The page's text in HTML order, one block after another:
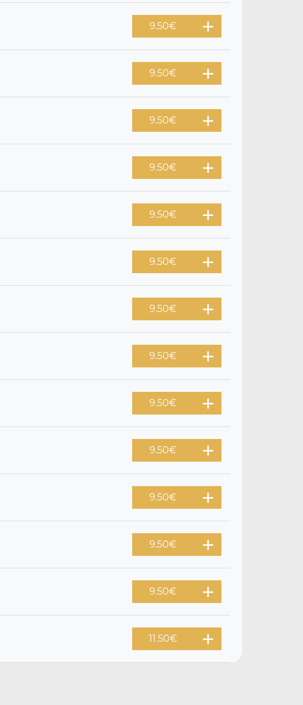
9.50€
9.50€
9.50€
9.50€
9.50€
9.50€
9.50€
9.50€
9.50€
9.50€
9.50€
9.50€
9.50€
11.50€